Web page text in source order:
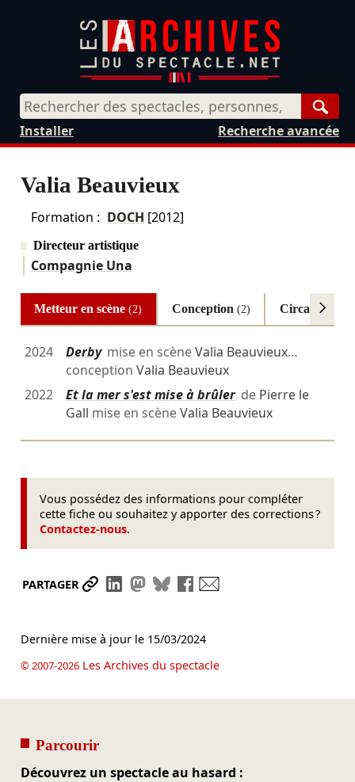
Recherche avancée
Installer
Valia Beauvieux
Formation : DOCH [2012]
Directeur artistique
Compagnie Una
Metteur en scène(2) Conception (2) Circassien
2024 Derbymise en scèneValia Beauvieux…
conception Valia Beauvieux
2022
Et la mer s'est mise à brûlerde Pierre le
Gall mise en scèneValia Beauvieux
Vous possédez des informations pour compléter
cette fiche ou souhaitez y apporter des corrections ?
Contactez-nous.
PARTAGER Partager le lien
Partager sur LinkedIn
Partager sur Mastodon
Partager sur Bluesky
Partager sur Facebook
Dernière mise à jour le 15/03/2024
© 2007-2026Les Archives du spectacle
Parcourir
Découvrez un spectacle au hasard :